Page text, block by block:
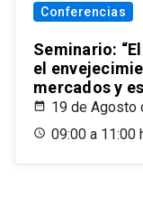
Conferencias
Seminario:
el
mercados y
19 de Agosto
09:00 a 11:00